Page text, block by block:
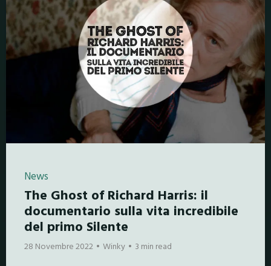
News
The Ghost of Richard Harris: il
documentario sulla vita incredibile
del primo Silente
28 Novembre 2022 Winky 3 min read